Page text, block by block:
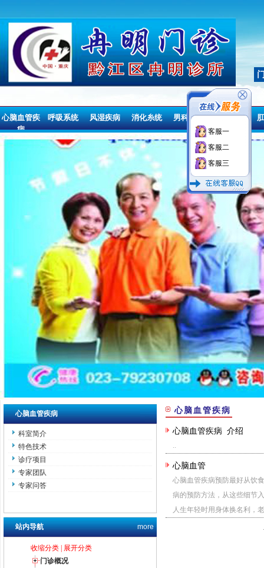
客服一
客服二
客服三
心脑血管疾
病
心脑血管疾
呼吸系统
呼吸系统
风湿疾病
风湿疾病
消化糸统
消化糸统
男科疾病
男科疾病
妇科疾病
心脑血管疾病
科室简介
特色技术
诊疗项目
专家团队
专家问答
more
站内导航
收缩分类
展开分类
门诊概况
心脑血管疾病
心脑血管疾病 介绍
..
心脑血管
心脑血管疾病预防最好从饮
病的预防方法，从这些细节
人生年轻时用身体换名利，